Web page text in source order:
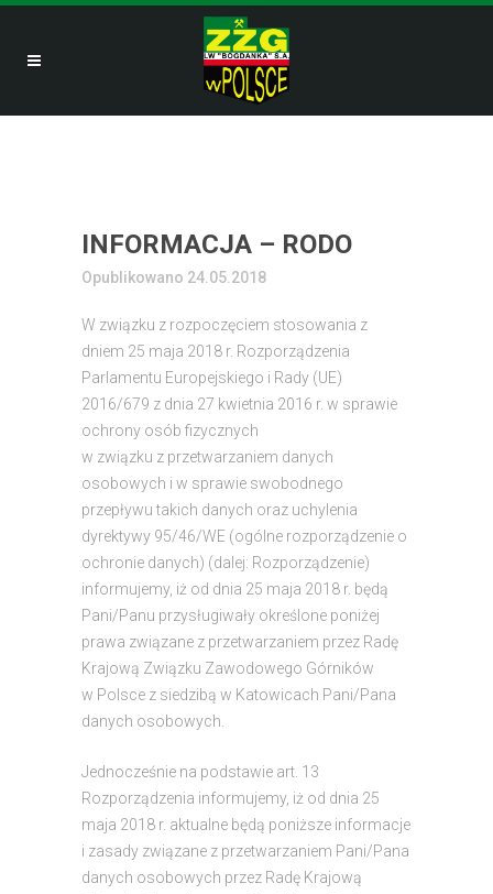
INFORMACJA – RODO
Opublikowano 24.05.2018
W związku z rozpoczęciem stosowania z
dniem 25 maja 2018 r. Rozporządzenia
Parlamentu Europejskiego i Rady (UE)
2016/679 z dnia 27 kwietnia 2016 r. w sprawie
ochrony osób fizycznych
w związku z przetwarzaniem danych
osobowych i w sprawie swobodnego
przepływu takich danych oraz uchylenia
dyrektywy 95/46/WE (ogólne rozporządzenie o
ochronie danych) (dalej: Rozporządzenie)
informujemy, iż od dnia 25 maja 2018 r. będą
Pani/Panu przysługiwały określone poniżej
prawa związane z przetwarzaniem przez Radę
Krajową Związku Zawodowego Górników
w Polsce z siedzibą w Katowicach Pani/Pana
danych osobowych.
Jednocześnie na podstawie art. 13
Rozporządzenia informujemy, iż od dnia 25
maja 2018 r. aktualne będą poniższe informacje
i zasady związane z przetwarzaniem Pani/Pana
danych osobowych przez Radę Krajową